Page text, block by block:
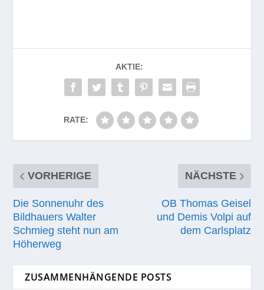
AKTIE:
RATE:
VORHERIGE
Die Sonnenuhr des
Bildhauers Walter
Schmieg steht nun am
Höherweg
NÄCHSTE
OB Thomas Geisel
und Demis Volpi auf
dem Carlsplatz
ZUSAMMENHÄNGENDE POSTS